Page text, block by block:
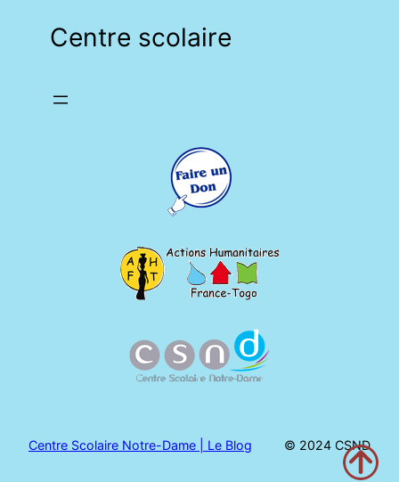
Centre scolaire
Centre Scolaire Notre-Dame | Le Blog © 2024 CSND